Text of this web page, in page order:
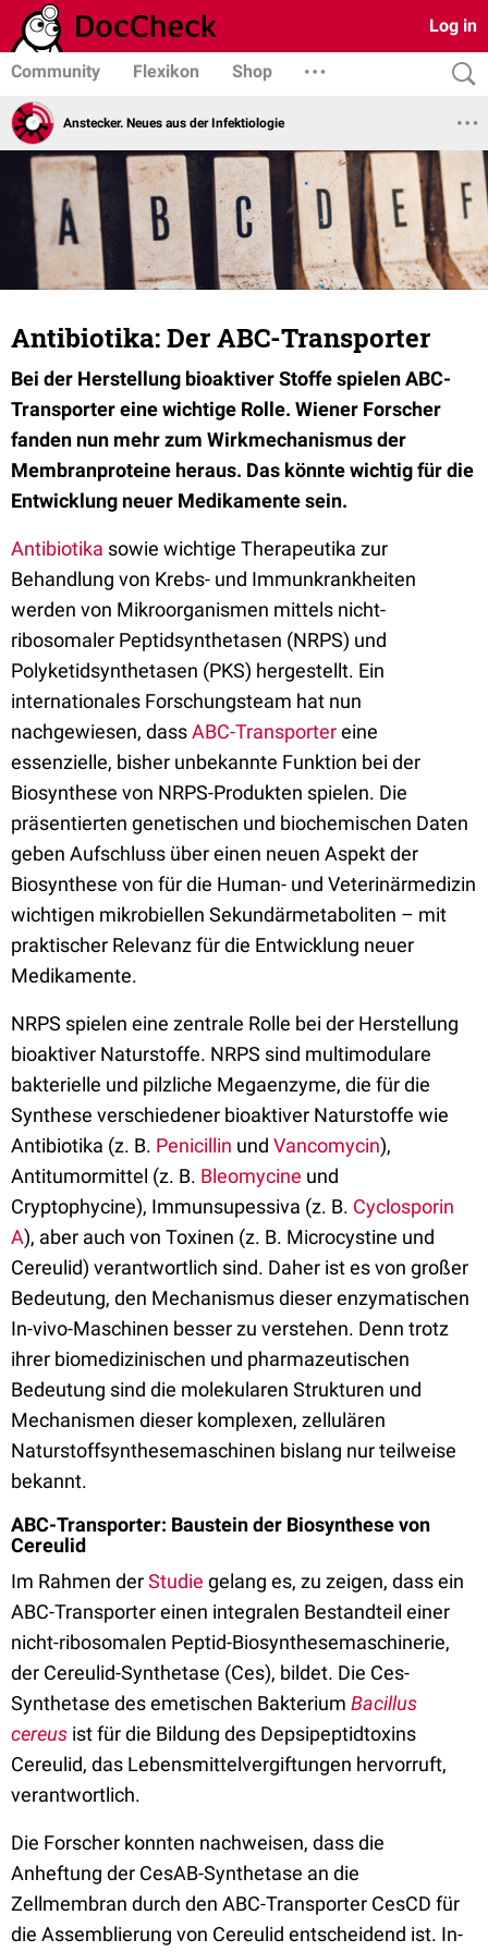
Log in
Community Flexikon Shop
Anstecker. Neues aus der Infektiologie
Antibiotika: Der ABC-Transporter
Bei der Herstellung bioaktiver Stoffe spielen ABC-
Transporter eine wichtige Rolle. Wiener Forscher
fanden nun mehr zum Wirkmechanismus der
Membranproteine heraus. Das könnte wichtig für die
Entwicklung neuer Medikamente sein.
Antibiotika sowie wichtige Therapeutika zur
Behandlung von Krebs- und Immunkrankheiten
werden von Mikroorganismen mittels nicht-
ribosomaler Peptidsynthetasen (NRPS) und
Polyketidsynthetasen (PKS) hergestellt. Ein
internationales Forschungsteam hat nun
nachgewiesen, dassABC-Transportereine
essenzielle, bisher unbekannte Funktion bei der
Biosynthese von NRPS-Produkten spielen. Die
präsentierten genetischen und biochemischen Daten
geben Aufschluss über einen neuen Aspekt der
Biosynthese von für die Human- und Veterinärmedizin
wichtigen mikrobiellen Sekundärmetaboliten – mit
praktischer Relevanz für die Entwicklung neuer
Medikamente.
NRPS spielen eine zentrale Rolle bei der Herstellung
bioaktiver Naturstoffe. NRPS sind multimodulare
bakterielle und pilzliche Megaenzyme, die für die
Synthese verschiedener bioaktiver Naturstoffe wie
Antibiotika (z. B. Penicillin und Vancomycin),
Antitumormittel (z. B. Bleomycine und
Cryptophycine), Immunsupessiva (z. B. Cyclosporin
A), aber auch von Toxinen (z. B. Microcystine und
Cereulid) verantwortlich sind. Daher ist es von großer
Bedeutung, den Mechanismus dieser enzymatischen
In-vivo-Maschinen besser zu verstehen. Denn trotz
ihrer biomedizinischen und pharmazeutischen
Bedeutung sind die molekularen Strukturen und
Mechanismen dieser komplexen, zellulären
Naturstoffsynthesemaschinen bislang nur teilweise
bekannt.
ABC-Transporter: Baustein der Biosynthese von
Cereulid
Im Rahmen derStudie gelang es, zu zeigen, dass ein
ABC-Transporter einen integralen Bestandteil einer
nicht-ribosomalen Peptid-Biosynthesemaschinerie,
der Cereulid-Synthetase (Ces), bildet. Die Ces-
Synthetase des emetischen Bakterium Bacillus
cereus ist für die Bildung des Depsipeptidtoxins
Cereulid, das Lebensmittelvergiftungen hervorruft,
verantwortlich.
Die Forscher konnten nachweisen, dass die
Anheftung der CesAB-Synthetase an die
Zellmembran durch den ABC-Transporter CesCD für
die Assemblierung von Cereulid entscheidend ist. In-